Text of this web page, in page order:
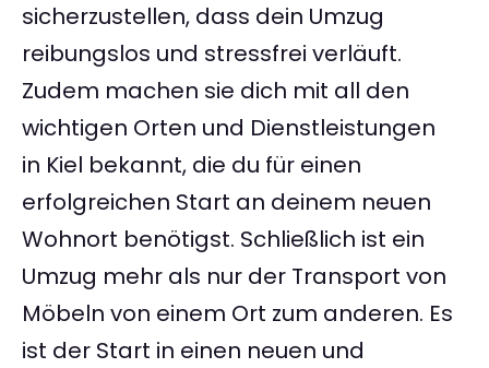
sicherzustellen, dass dein Umzug
reibungslos und stressfrei verläuft.
Zudem machen sie dich mit all den
wichtigen Orten und Dienstleistungen
in Kiel bekannt, die du für einen
erfolgreichen Start an deinem neuen
Wohnort benötigst. Schließlich ist ein
Umzug mehr als nur der Transport von
Möbeln von einem Ort zum anderen. Es
ist der Start in einen neuen und